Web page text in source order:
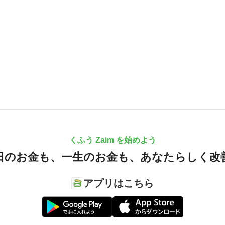
くふう Zaim を始めよう
のお金も、 一生のお金も、 あなたらしく改
アプリはこちら